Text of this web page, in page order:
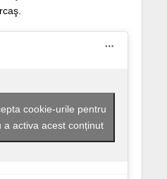
cookie-urile pentru
a activa acest conținut